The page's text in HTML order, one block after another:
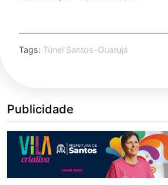
Tags: Túnel Santos-Guarujá
Publicidade